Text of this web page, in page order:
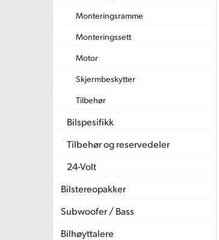
Monteringsramme
Monteringssett
Motor
Skjermbeskytter
Tilbehør
Bilspesifikk
Tilbehør og reservedeler
24-Volt
Bilstereopakker
Subwoofer / Bass
Bilhøyttalere